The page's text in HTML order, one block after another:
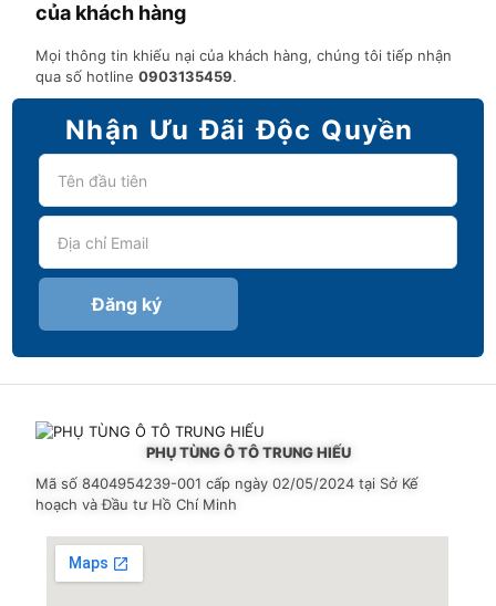
của khách hàng
Mọi thông tin khiếu nại của khách hàng, chúng tôi tiếp nhận
qua số hotline0903135459.
Nhận Ưu Đãi Độc Quyền
Đăng ký
PHỤ TÙNG Ô TÔ TRUNG HIẾU
Mã số 8404954239-001cấp ngày 02/05/2024 tại Sở Kế
hoạch và Đầu tư Hồ Chí Minh